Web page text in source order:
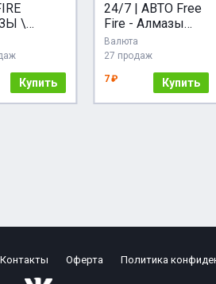
\
Купить
24/7 | АВТО Free
Fire - Алмазы
Индонезия
Валюта
27 продаж
7 ₽ Купить
Контакты Оферта Политика